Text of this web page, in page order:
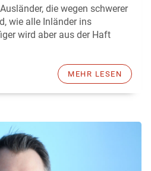
die wegen schwerer
wie alle Inländer ins
wird aber aus der Haft
MEHR LESEN